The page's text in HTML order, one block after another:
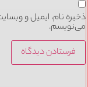
ذخیره نام، ایمیل و
می‌نویسم.